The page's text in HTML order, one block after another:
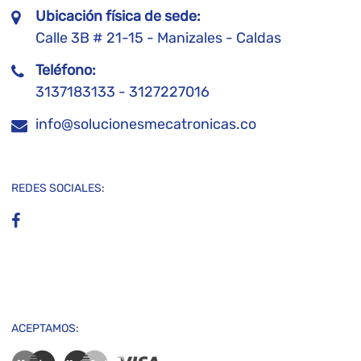
Ubicación física de sede:
Calle 3B # 21-15 - Manizales - Caldas
Teléfono:
3137183133 - 3127227016
info@solucionesmecatronicas.co
REDES SOCIALES:
ACEPTAMOS: